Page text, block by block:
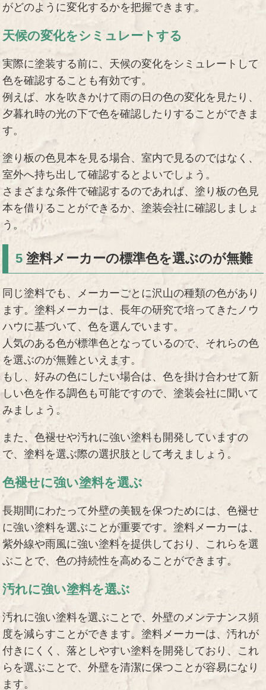
がどのように変化するかを把握できます。
天候の変化をシミュレートする
実際に塗装する前に、天候の変化をシミュレートして
色を確認することも有効です。
例えば、水を吹きかけて雨の日の色の変化を見たり、
夕暮れ時の光の下で色を確認したりすることができま
す。
塗り板の色見本を見る場合、室内で見るのではなく、
室外へ持ち出して確認するとよいでしょう。
さまざまな条件で確認するのであれば、塗り板の色見
本を借りることができるか、塗装会社に確認しましょ
う。
5塗料メーカーの標準色を選ぶのが無難
同じ塗料でも、メーカーごとに沢山の種類の色があり
ます。塗料メーカーは、長年の研究で培ってきたノウ
ハウに基づいて、色を選んでいます。
人気のある色が標準色となっているので、それらの色
を選ぶのが無難といえます。
もし、好みの色にしたい場合は、色を掛け合わせて新
しい色を作る調色も可能ですので、塗装会社に聞いて
みましょう。
また、色褪せや汚れに強い塗料も開発していますの
で、塗料を選ぶ際の選択肢として考えましょう。
色褪せに強い塗料を選ぶ
長期間にわたって外壁の美観を保つためには、色褪せ
に強い塗料を選ぶことが重要です。塗料メーカーは、
紫外線や雨風に強い塗料を提供しており、これらを選
ぶことで、色の持続性を高めることができます。
汚れに強い塗料を選ぶ
汚れに強い塗料を選ぶことで、外壁のメンテナンス頻
度を減らすことができます。塗料メーカーは、汚れが
付きにくく、落としやすい塗料を開発しており、これ
らを選ぶことで、外壁を清潔に保つことが容易になり
ます。